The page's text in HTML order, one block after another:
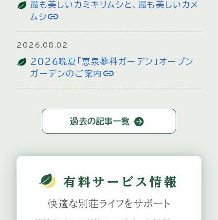
最も美しいカミキリムシと、最も美しいカメ
ムシlink
2026.08.02
２０２６晩夏「恵泉蓼科ガーデン」オープン
ガーデンのご案内 link
有料サービス料金改定のお知らせ
厳しい暑さlink
過去の記事一覧
有料サービス情報
快適な別荘ライフを サポート